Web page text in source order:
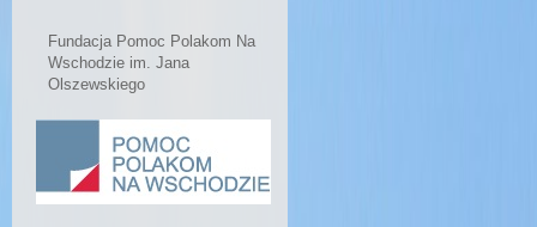
Fundacja Pomoc Polakom Na
Wschodzie im. Jana
Olszewskiego